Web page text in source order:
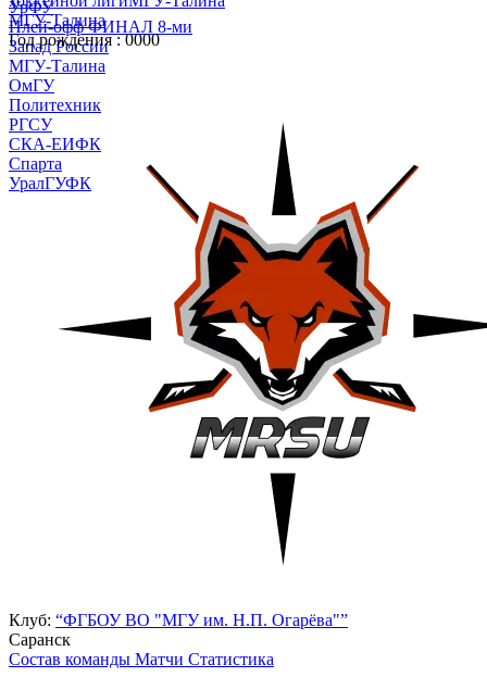
УрФУ
Плей-офф ФИНАЛ 8-ми
Запад России
МГУ-Талина
ОмГУ
Политехник
РГСУ
СКА-ЕИФК
Спарта
УралГУФК
МГУ-Талина
Год рождения :0000
Клуб: “ФГБОУ ВО "МГУ им. Н.П. Огарёва"”
Саранск
Состав команды Матчи Статистика